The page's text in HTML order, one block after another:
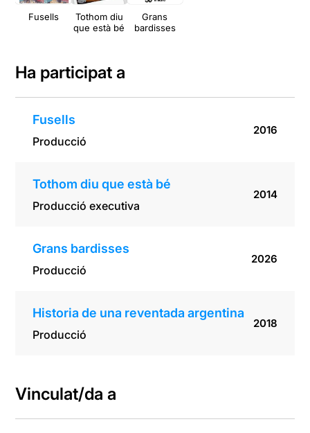
Fusells
Tothom diu
que està bé
Grans
bardisses
Ha participat a
Fusells
Producció
2016
Tothom diu que està bé
Producció executiva
2014
Grans bardisses
Producció
2026
Historia de una reventada argentina
Producció
2018
Vinculat/da a